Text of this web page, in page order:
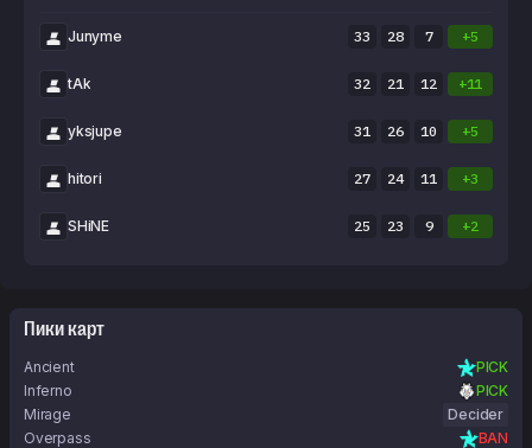
Junyme 33 28 7 +5
tAk 32 21 12 +11
yksjupe 31 26 10 +5
hitori 27 24 11 +3
SHiNE 25 23 9 +2
Пики карт
Ancient
PICK
Inferno
PICK
Mirage
Decider
Overpass
BAN